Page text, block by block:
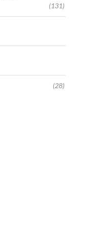
(131)
(28)